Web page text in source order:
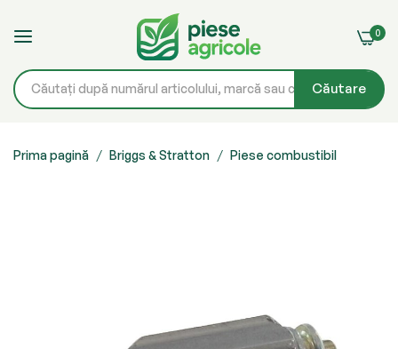
Căutare
0
la
Prima pagină Briggs & Stratton Piese combustibil